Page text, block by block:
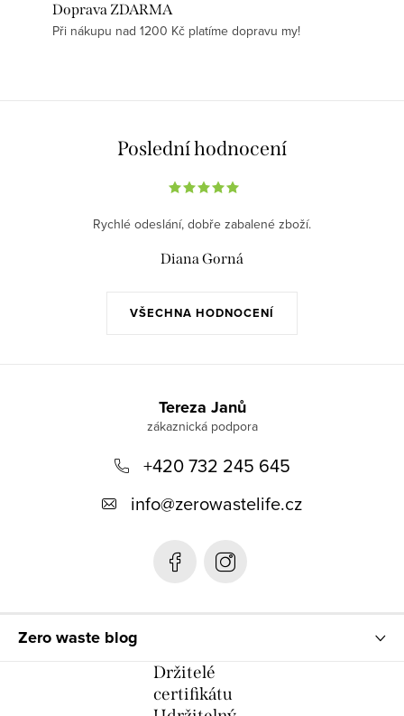
Doprava ZDARMA
Při nákupu nad 1200 Kč platíme dopravu my!
Poslední hodnocení
VŠECHNA HODNOCENÍ
Rychlé odeslání, dobře zabalené zboží.
Diana Gorná
Tereza Janů
+420 732 245 645
info@zerowastelife.cz
Zero waste blog
Držitelé
certifikátu